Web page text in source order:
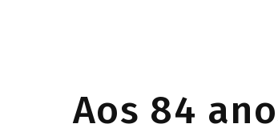
Aos 84